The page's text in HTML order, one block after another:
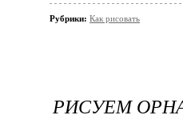
Рубрики: Как рисовать
РИСУЕМ